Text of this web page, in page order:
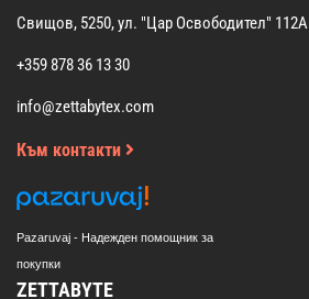
Свищов, 5250, ул. "Цар Освободител" 112А
+359 878 36 13 30
info@zettabytex.com
Към контакти
Pazaruvaj - Надежден помощник за
покупки
ZETTABYTE